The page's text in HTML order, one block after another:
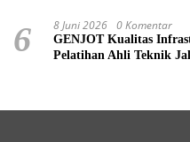
6 8 Juni 2026 0 Komentar
GENJOT Kualitas
Pelatihan Ahli Teknik